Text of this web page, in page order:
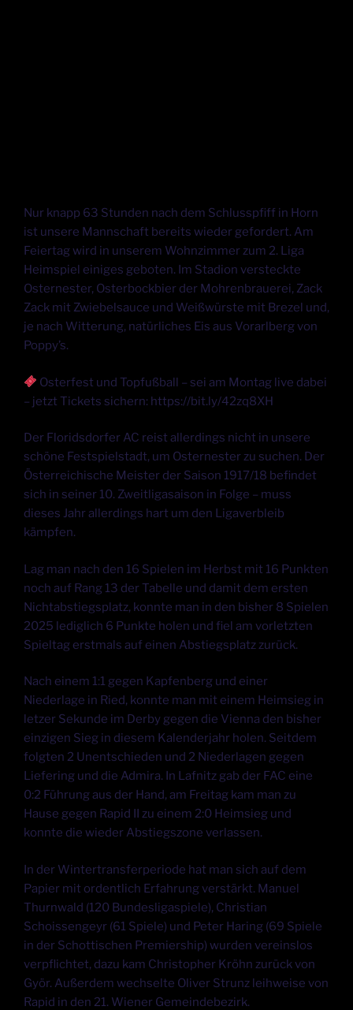
Nur knapp 63 Stunden nach dem Schlusspfiff in Horn
ist unsere Mannschaft bereits wieder gefordert. Am
Feiertag wird in unserem Wohnzimmer zum 2. Liga
Heimspiel einiges geboten. Im Stadion versteckte
Osternester, Osterbockbier der Mohrenbrauerei, Zack
Zack mit Zwiebelsauce und Weißwürste mit Brezel und,
je nach Witterung, natürliches Eis aus Vorarlberg von
Poppy’s.
Osterfest und Topfußball – sei am Montag live dabei
– jetzt Tickets sichern: https://bit.ly/42zq8XH
Der Floridsdorfer AC reist allerdings nicht in unsere
schöne Festspielstadt, um Osternester zu suchen. Der
Österreichische Meister der Saison 1917/18 befindet
sich in seiner 10. Zweitligasaison in Folge – muss
dieses Jahr allerdings hart um den Ligaverbleib
kämpfen.
Lag man nach den 16 Spielen im Herbst mit 16 Punkten
noch auf Rang 13 der Tabelle und damit dem ersten
Nichtabstiegsplatz, konnte man in den bisher 8 Spielen
2025 lediglich 6 Punkte holen und fiel am vorletzten
Spieltag erstmals auf einen Abstiegsplatz zurück.
Nach einem 1:1 gegen Kapfenberg und einer
Niederlage in Ried, konnte man mit einem Heimsieg in
letzer Sekunde im Derby gegen die Vienna den bisher
einzigen Sieg in diesem Kalenderjahr holen. Seitdem
folgten 2 Unentschieden und 2 Niederlagen gegen
Liefering und die Admira. In Lafnitz gab der FAC eine
0:2 Führung aus der Hand, am Freitag kam man zu
Hause gegen Rapid II zu einem 2:0 Heimsieg und
konnte die wieder Abstiegszone verlassen.
In der Wintertransferperiode hat man sich auf dem
Papier mit ordentlich Erfahrung verstärkt. Manuel
Thurnwald (120 Bundesligaspiele), Christian
Schoissengeyr (61 Spiele) und Peter Haring (69 Spiele
in der Schottischen Premiership) wurden vereinslos
verpflichtet, dazu kam Christopher Kröhn zurück von
Györ. Außerdem wechselte Oliver Strunz leihweise von
Rapid in den 21. Wiener Gemeindebezirk.